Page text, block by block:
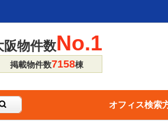
阪物件数No.1
掲載物件数7158棟
オフィス検索